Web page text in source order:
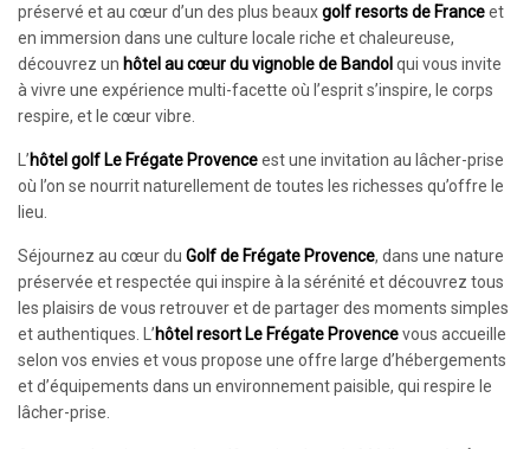
préservé et au cœur d’un des plus beauxgolf resortsde Franceet
en immersion dans une culture locale riche et chaleureuse,
découvrez un hôtel au cœur du vignoble de Bandol qui vous invite
à vivre une expérience multi-facette où l’esprit s’inspire, le corps
respire, et le cœur vibre.
L’hôtel golf Le Frégate Provenceest une invitation au lâcher-prise
où l’on se nourrit naturellement de toutes les richesses qu’offre le
lieu.
Séjournez au cœur du Golf de Frégate Provence, dans une nature
préservée et respectée qui inspire à la sérénité et découvrez tous
les plaisirs de vous retrouver et de partager des moments simples
et authentiques. L’hôtel resort Le Frégate Provencevous accueille
selon vos envies et vous propose une offre large d’hébergements
et d’équipements dans un environnement paisible, qui respire le
lâcher-prise.